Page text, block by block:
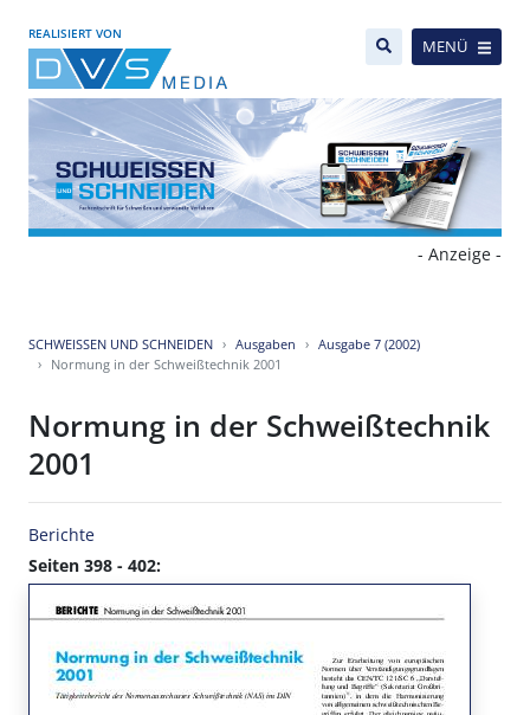
REALISIERT VON
MENÜ
- Anzeige -
SCHWEISSEN UND SCHNEIDEN Ausgaben
Ausgabe 7 (2002)
Normung in der Schweißtechnik 2001
Normung in der Schweißtechnik
2001
Berichte
Seiten 398 - 402: